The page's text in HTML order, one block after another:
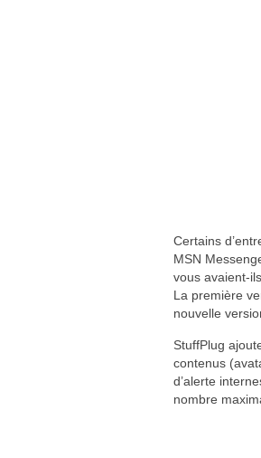
Certains
MSN
vous avaient-
La première
nouvelle
StuffPlug
contenus
d’alerte
nombre